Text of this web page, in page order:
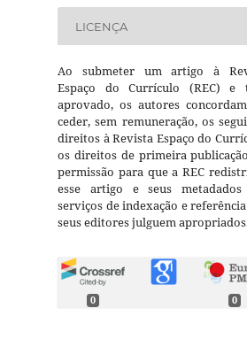
LICENÇA
Ao submeter um artigo à
Espaço do Currículo (REC) e
aprovado, os autores
ceder, sem remuneração, os
direitos à Revista Espaço do
os direitos de primeira
permissão para que a REC
esse artigo e seus metadados
serviços de indexação e
seus editores julguem
0 0